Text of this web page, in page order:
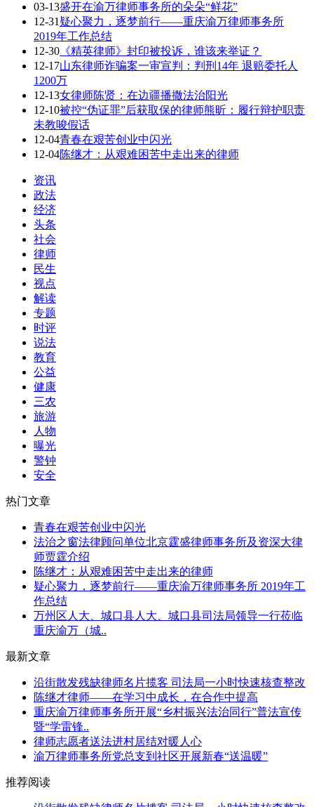
03-13盛开在渝万律师事务所的朵朵“鲜花”
12-31 疑心聚力，逐梦前行——重庆渝万律师事务所
2019年工作总结
12-30 《精英律师》封印被投诉，谁该来举证？
12-17山东律师诈骗案一审宣判：判刑14年 退赔委托人
1200万
12-13女律师陈贤：在边疆播撒法治阳光
12-10被控“伪证罪”后获取保的律师熊昕：履行辩护职责
未教唆假话
12-04青春在艰苦创业中闪光
12-04陈继才：从艰难困苦中走出来的律师
资讯
政法
经济
头条
社会
律师
民生
视点
解读
专题
时评
说法
教育
公益
健康
三农
旅游
人物
曝光
警钟
安全
热门文章
青春在艰苦创业中闪光
法治之窗法律顾问单位北京霆盛律师事务所及资深大律
师贾霆介绍
陈继才：从艰难困苦中走出来的律师
疑心聚力，逐梦前行——重庆渝万律师事务所 2019年工
作总结
万州区人大、城口县人大、城口县司法局领导一行莅临
重庆渝万（城..
最新文章
沿街散发残缺律师名片揽客 司法局一小时快速核查整改
陈继才律师——在学习中成长，在合作中提高
重庆渝万律师事务所开展“乡村振兴法治同行”普法宣传
暨“学雷锋..
律师志愿者送法进村居结对暖人心
渝万律师事务所党总支到社区开展新春“送温暖”
推荐阅读